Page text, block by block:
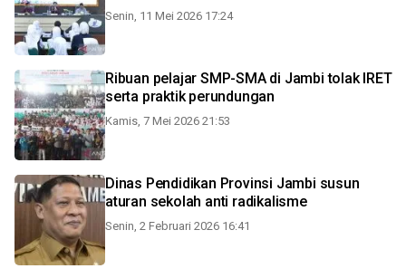
Senin, 11 Mei 2026 17:24
Ribuan pelajar SMP-SMA di Jambi tolak IRET
serta praktik perundungan
Kamis, 7 Mei 2026 21:53
Dinas Pendidikan Provinsi Jambi susun
aturan sekolah anti radikalisme
Senin, 2 Februari 2026 16:41